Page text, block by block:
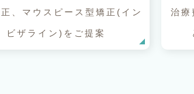
、マウスピース型矯正(イン
ビザライン)をご提案
治療